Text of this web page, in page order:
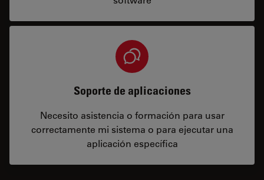
Soporte de aplicaciones
Necesito asistencia o formación para usar
correctamente mi sistema o para ejecutar una
aplicación específica